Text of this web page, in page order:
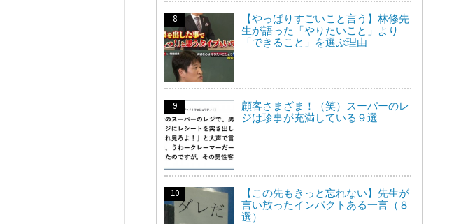
【やっぱりすごいこと言う】林修先
生が語った「やりたいこと」より
「できること」を選ぶ理由
顧客さまざま！（笑）スーパーのレ
ジは珍事が充満している９選
【この先もきっと忘れない】先生が
言い放ったインパクトある一言（８
選）